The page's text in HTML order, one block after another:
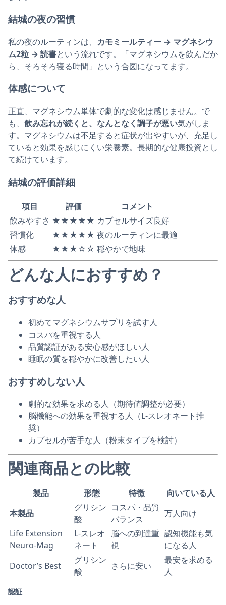
結城の夜の習慣
私の夜のルーティンは、 カモミールティー → マグネシウ
ム2粒 → 読書という流れです。「マグネシウムを飲んだか
ら、そろそろ寝る時間」という合図になってます。
体感について
正直、マグネシウム単体で劇的な変化は感じません。で
も、 飲み忘れが続くと、なんとなく調子が悪い気がしま
す。マグネシウムは不足すると症状が出やすいが、充足し
ていると効果を感じにくい栄養素。長期的な健康投資とし
て続けています。
結城の評価詳細
項目 評価
コメント
飲みやすさ ★★★★★ カプセルサイズ良好
習慣化
★★★★★ 夜のルーティンに最適
体感
★★★☆☆ 穏やかで地味
どんな人におすすめ？
おすすめな人
初めてマグネシウムサプリを試す人
コスパを重視する人
品質認証がある安心感がほしい人
睡眠の質を穏やかに改善したい人
おすすめしない人
劇的な効果を求める人（期待値調整が必要）
脳機能への効果を重視する人（L-スレオネート推
奨）
カプセルが苦手な人（粉末タイプを検討）
関連商品との比較
製品 形態 特徴
向いている人
本製品
グリシン
酸
コスパ・品質
バランス
万人向け
Life Extension
Neuro-Mag
L-スレオ
ネート
脳への到達重
視
認知機能も気
になる人
Doctor’s Best
グリシン
酸
さらに安い
最安を求める
人
認証